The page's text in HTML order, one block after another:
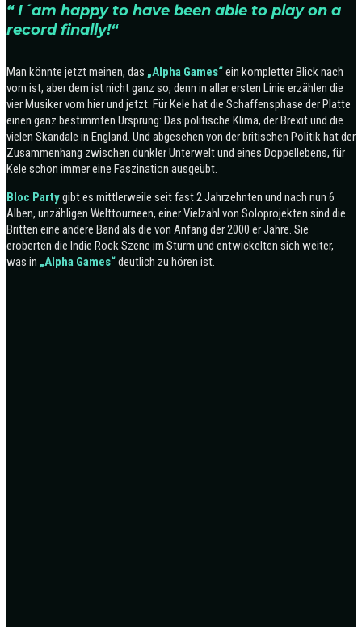
“ I´am happy to have been able to play on a
record finally!“
Man könnte jetzt meinen, das „Alpha Games“ein kompletter Blick nach
vorn ist, aber dem ist nicht ganz so, denn in aller ersten Linie erzählen die
vier Musiker vom hier und jetzt. Für Kele hat die Schaffensphase der Platte
einen ganz bestimmten Ursprung: Das politische Klima, der Brexit und die
vielen Skandale in England. Und abgesehen von der britischen Politik hat der
Zusammenhang zwischen dunkler Unterwelt und eines Doppellebens, für
Kele schon immer eine Faszination ausgeübt.
Bloc Partygibt es mittlerweile seit fast 2 Jahrzehnten und nach nun 6
Alben, unzähligen Welttourneen, einer Vielzahl von Soloprojekten sind die
Britten eine andere Band als die von Anfang der 2000 er Jahre. Sie
eroberten die Indie Rock Szene im Sturm und entwickelten sich weiter,
was in „Alpha Games“deutlich zu hören ist.